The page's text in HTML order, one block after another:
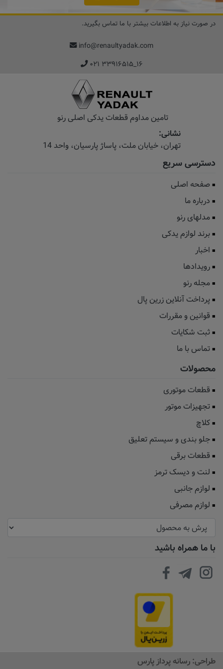
در صورت نیاز به اطلاعات بیشتر با ما تماس بگیرید.
info@renaultyadak.com
۰۲۱ ۳۳۹۱۶۵۱۵_۱۶
تامین مداوم قطعات یدکی اصلی رنو
نشانی:
تهران، خیابان‌ ملت، پاساژ‌ پارسیان، واحد 14
دسترسی سریع
صفحه اصلی
درباره ما
مدلهای رنو
برند لوازم یدکی
اخبار
رویدادها
مجله رنو
پرداخت آنلاین زرین پال
قوانین و مقررات
ثبت شکایات
تماس با ما
محصولات
قطعات موتوری
تجهیزات موتور
کلاچ
جلو بندی و سیستم تعلیق
قطعات برقی
لنت و دیسک ترمز
لوازم جانبی
لوازم مصرفی
با ما همراه باشید
طراحی: رسانه پرداز پارس